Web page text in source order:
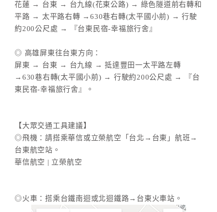
花蓮 → 台東 → 台九線(花東公路) → 綠色隧道前右轉和
平路 → 太平路右轉 →630巷右轉(太平國小前) → 行駛
約200公尺處 → 『台東民宿-幸福旅行舍』
◎ 高雄屏東往台東方向：
屏東 → 台東 → 台九線 → 抵達豐田一太平路左轉
→630巷右轉(太平國小前) → 行駛約200公尺處 → 『台
東民宿-幸福旅行舍』。
【大眾交通工具建議】
◎飛機：請搭乘華信或立榮航空「台北→台東」航班→
台東航空站。
華信航空 | 立榮航空
◎火車：搭乘台鐵南迴或北迴鐵路→台東火車站。